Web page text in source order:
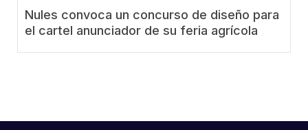
Nules convoca un concurso de diseño para
el cartel anunciador de su feria agrícola